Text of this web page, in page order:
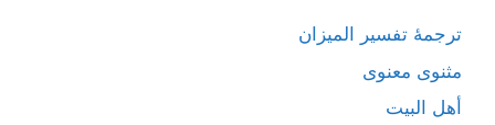
ترجمۀ تفسیر المیزان
مثنوی معنوی
أهل البيت